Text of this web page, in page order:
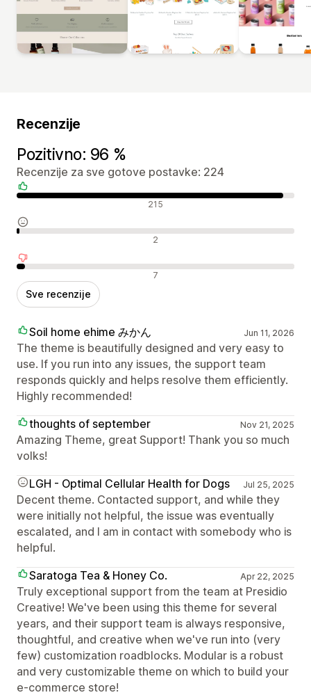
Recenzije
Pozitivno: 96 %
Recenzije za sve gotove postavke: 224
Pozitivne recenzije 215
Neutralne recenzije 2
Negativne recenzije 7
Sve recenzije
Soil home ehime みかん Jun 11, 2026
The theme is beautifully designed and very easy to
use. If you run into any issues, the support team
responds quickly and helps resolve them efficiently.
Highly recommended!
thoughts of september
Nov 21, 2025
Amazing Theme, great Support! Thank you so much
volks!
LGH - Optimal Cellular Health for Dogs
Jul 25, 2025
Decent theme. Contacted support, and while they
were initially not helpful, the issue was eventually
escalated, and I am in contact with somebody who is
helpful.
Saratoga Tea & Honey Co.
Apr 22, 2025
Truly exceptional support from the team at Presidio
Creative! We've been using this theme for several
years, and their support team is always responsive,
thoughtful, and creative when we've run into (very
few) customization roadblocks. Modular is a robust
and very customizable theme on which to build your
e-commerce store!